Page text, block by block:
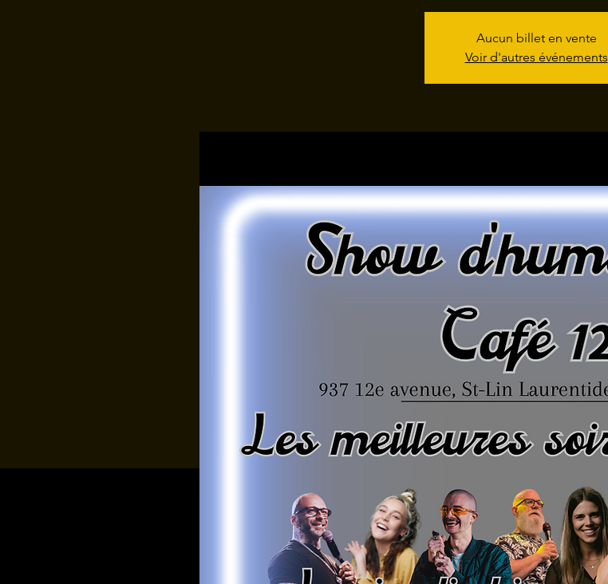
Aucun billet en vente
Voir d'autres événements